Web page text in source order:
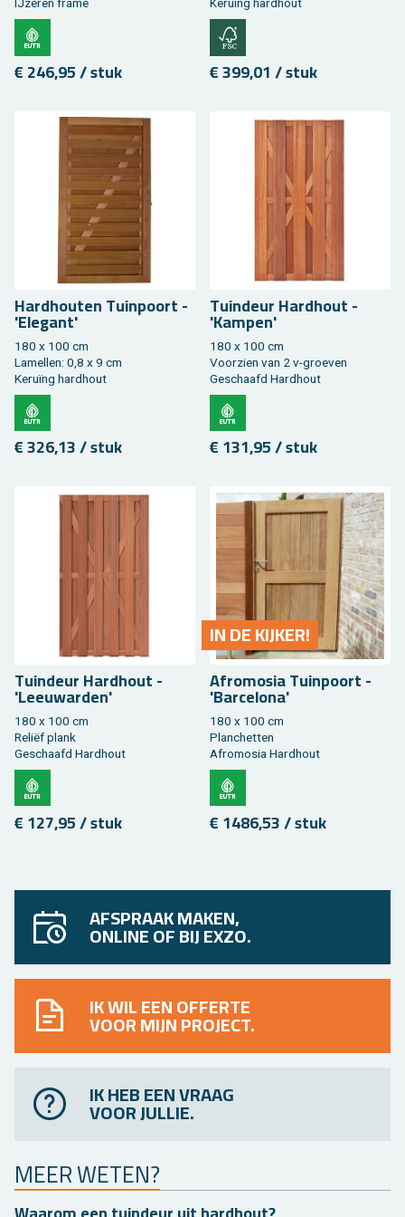
IJ­ze­ren frame
€ 246,95 / stuk
Keruïng hard­hout
€ 399,01 / stuk
Hard­hou­ten Tuin­poort -
'Ele­gant'
180 x 100 cm
La­mel­len: 0,8 x 9 cm
Keruïng hard­hout
€ 326,13 / stuk
Tuin­deur Hard­hout -
'Kam­pen'
180 x 100 cm
Voor­zien van 2 v-groe­ven
Ge­schaafd Hard­hout
€ 131,95 / stuk
Tuin­deur Hard­hout -
'Leeu­war­den'
180 x 100 cm
Reliëf plank
Ge­schaafd Hard­hout
€ 127,95 / stuk
IN DE KIJ­KER!
Af­ro­mo­sia Tuin­poort -
'Bar­cel­o­na'
180 x 100 cm
Plan­chet­ten
Af­ro­mo­sia Hard­hout
€ 1486,53 / stuk
AFSPRAAK MAKEN,
ONLINE OF BIJ EXZO.
IK WIL EEN OFFERTE
VOOR MIJN PROJECT.
IK HEB EEN VRAAG
VOOR JULLIE.
MEER WETEN?